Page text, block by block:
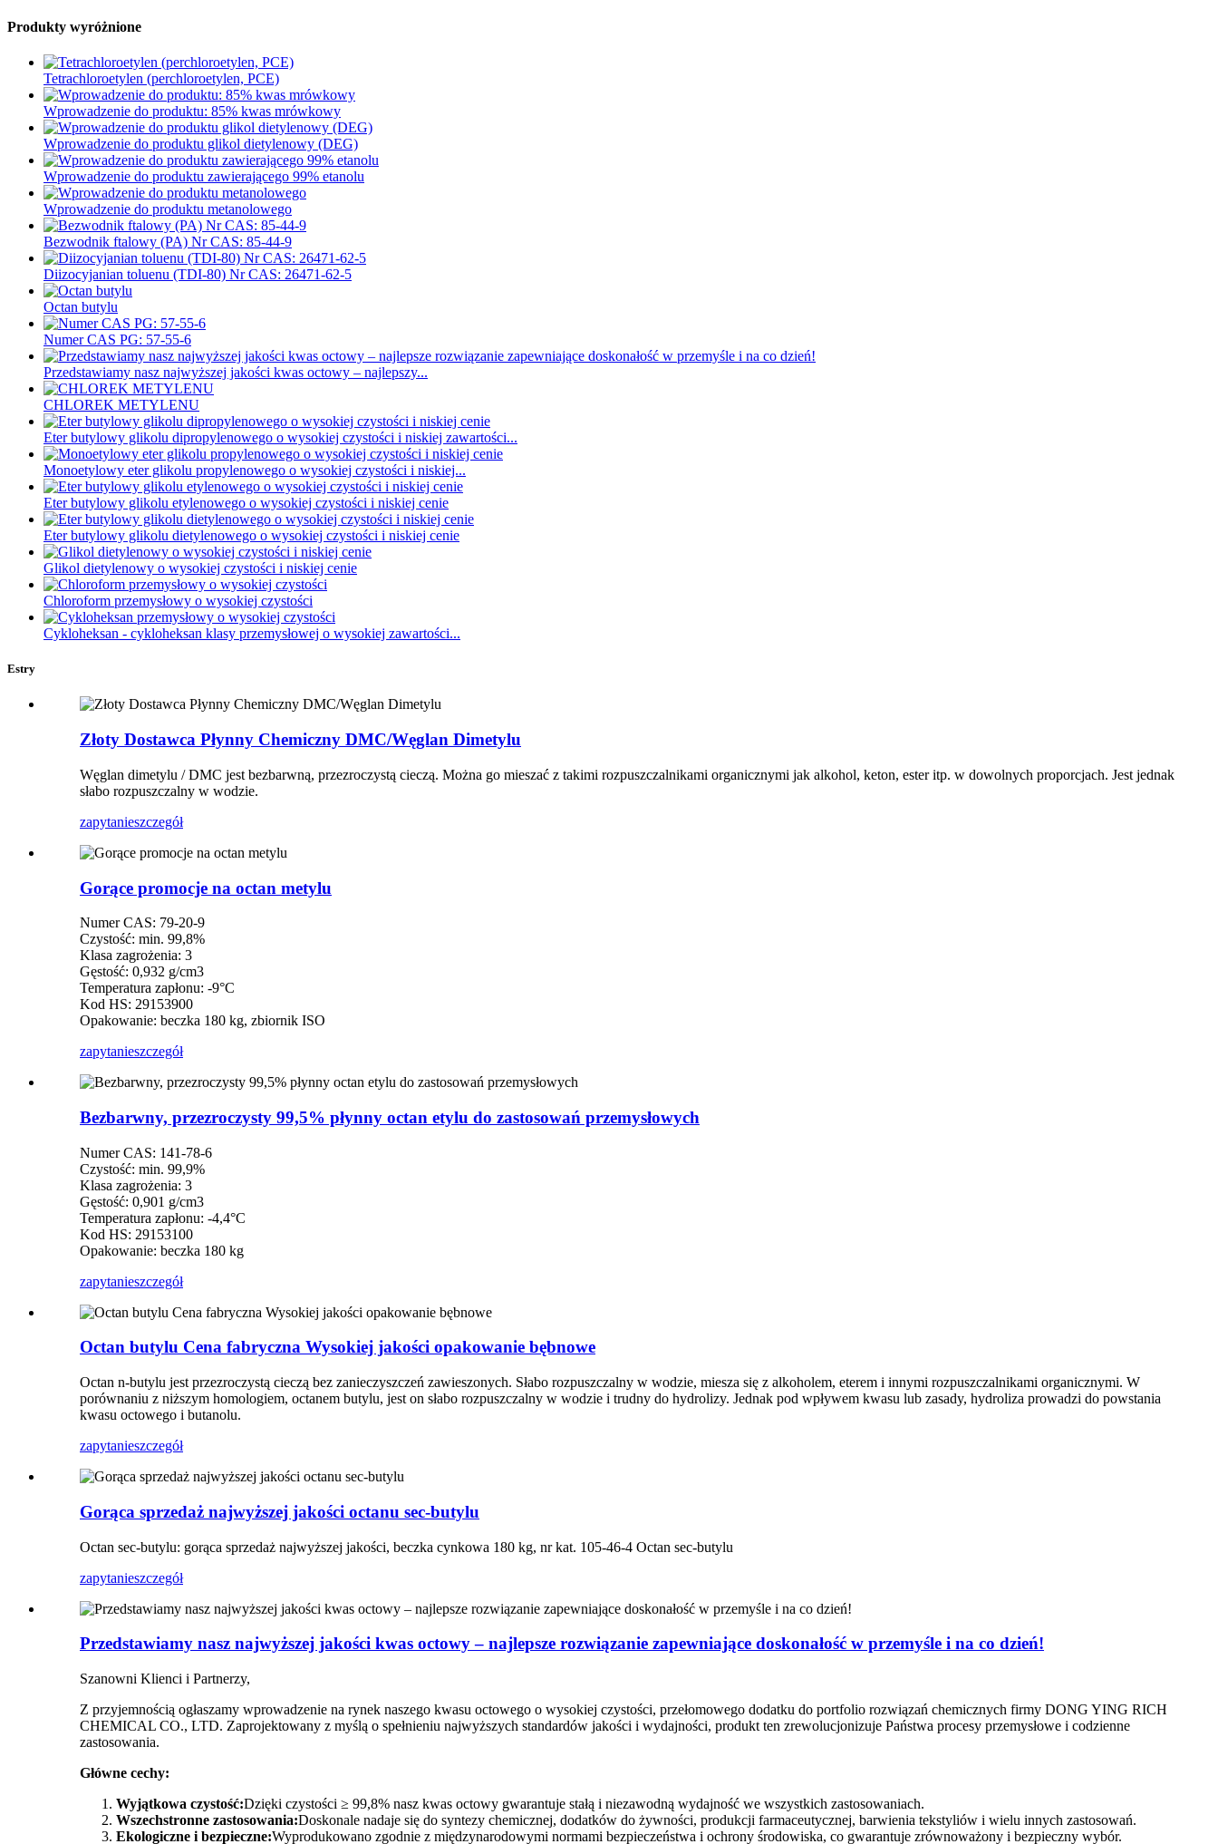
Produkty wyróżnione
Tetrachloroetylen (perchloroetylen, PCE)
Wprowadzenie do produktu: 85% kwas mrówkowy
Wprowadzenie do produktu glikol dietylenowy (DEG)
Wprowadzenie do produktu zawierającego 99% etanolu
Wprowadzenie do produktu metanolowego
Bezwodnik ftalowy (PA) Nr CAS: 85-44-9
Diizocyjanian toluenu (TDI-80) Nr CAS: 26471-62-5
Octan butylu
Numer CAS PG: 57-55-6
Przedstawiamy nasz najwyższej jakości kwas octowy – najlepszy...
CHLOREK METYLENU
Eter butylowy glikolu dipropylenowego o wysokiej czystości i niskiej zawartości...
Monoetylowy eter glikolu propylenowego o wysokiej czystości i niskiej...
Eter butylowy glikolu etylenowego o wysokiej czystości i niskiej cenie
Eter butylowy glikolu dietylenowego o wysokiej czystości i niskiej cenie
Glikol dietylenowy o wysokiej czystości i niskiej cenie
Chloroform przemysłowy o wysokiej czystości
Cykloheksan - cykloheksan klasy przemysłowej o wysokiej zawartości...
Estry
Złoty Dostawca Płynny Chemiczny DMC/Węglan Dimetylu
Węglan dimetylu / DMC jest bezbarwną, przezroczystą cieczą. Można go mieszać z takimi rozpuszczalnikami organicznymi jak alkohol, keton, ester itp. w dowolnych proporcjach. Jest jednak
słabo rozpuszczalny w wodzie.
zapytanieszczegół
Gorące promocje na octan metylu
Numer CAS: 79-20-9
Czystość: min. 99,8%
Klasa zagrożenia: 3
Gęstość: 0,932 g/cm3
Temperatura zapłonu: -9°C
Kod HS: 29153900
Opakowanie: beczka 180 kg, zbiornik ISO
zapytanieszczegół
Bezbarwny, przezroczysty 99,5% płynny octan etylu do zastosowań przemysłowych
Numer CAS: 141-78-6
Czystość: min. 99,9%
Klasa zagrożenia: 3
Gęstość: 0,901 g/cm3
Temperatura zapłonu: -4,4°C
Kod HS: 29153100
Opakowanie: beczka 180 kg
zapytanieszczegół
Octan butylu Cena fabryczna Wysokiej jakości opakowanie bębnowe
Octan n-butylu jest przezroczystą cieczą bez zanieczyszczeń zawieszonych. Słabo rozpuszczalny w wodzie, miesza się z alkoholem, eterem i innymi rozpuszczalnikami organicznymi. W
porównaniu z niższym homologiem, octanem butylu, jest on słabo rozpuszczalny w wodzie i trudny do hydrolizy. Jednak pod wpływem kwasu lub zasady, hydroliza prowadzi do powstania
kwasu octowego i butanolu.
zapytanieszczegół
Gorąca sprzedaż najwyższej jakości octanu sec-butylu
Octan sec-butylu: gorąca sprzedaż najwyższej jakości, beczka cynkowa 180 kg, nr kat. 105-46-4 Octan sec-butylu
zapytanieszczegół
Przedstawiamy nasz najwyższej jakości kwas octowy – najlepsze rozwiązanie zapewniające doskonałość w przemyśle i na co dzień!
Szanowni Klienci i Partnerzy,
Z przyjemnością ogłaszamy wprowadzenie na rynek naszego kwasu octowego o wysokiej czystości, przełomowego dodatku do portfolio rozwiązań chemicznych firmy DONG YING RICH
CHEMICAL CO., LTD. Zaprojektowany z myślą o spełnieniu najwyższych standardów jakości i wydajności, produkt ten zrewolucjonizuje Państwa procesy przemysłowe i codzienne
zastosowania.
Główne cechy:
Wyjątkowa czystość:Dzięki czystości ≥ 99,8% nasz kwas octowy gwarantuje stałą i niezawodną wydajność we wszystkich zastosowaniach.
Wszechstronne zastosowania:Doskonale nadaje się do syntezy chemicznej, dodatków do żywności, produkcji farmaceutycznej, barwienia tekstyliów i wielu innych zastosowań.
Ekologiczne i bezpieczne:Wyprodukowano zgodnie z międzynarodowymi normami bezpieczeństwa i ochrony środowiska, co gwarantuje zrównoważony i bezpieczny wybór.